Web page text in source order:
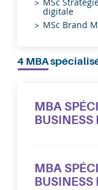
digitale
MSc Brand
4 MBA
MBA
BUSINESS
MBA
BUSINESS